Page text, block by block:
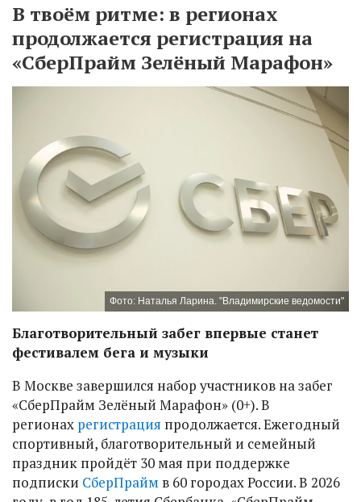
В твоём ритме: в регионах
продолжается регистрация на
«СберПрайм Зелёный Марафон»
Фото: Наталья Ларина. "Владимирские ведомости"
Благотворительный забег впервые станет
фестивалем бега и музыки
В Москве завершился набор участников на забег
«СберПрайм Зелёный Марафон» (0+). В
регионах регистрация продолжается. Ежегодный
спортивный, благотворительный и семейный
праздник пройдёт 30 мая при поддержке
подписки СберПрайм в 60 городах России. В 2026